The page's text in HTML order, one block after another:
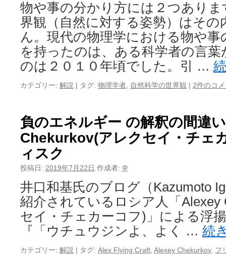
物や事の分かり方には２つありま
界観（自然に対する姿勢）はそ
ん。現代の物理学における物や事
を持ったのは、ある科学者の言
のは２０１０年頃でした。引 …
カテゴリー: 解説 | タグ: 物理学者 自然科学の世界観 | 2件のコ
負のエネルギー の解釈の間違
Chekurkov(アレクセイ・チェ
ィスク
投稿日: 2019年7月22日 作成者: Φ
井口和基氏のブログ（Kazumoto
紹介されているロシア人「Alexey
セイ・チェカーコフ)」による浮
『「ウチュウジンよ、よく … 続
カテゴリー: 解説 | タグ: Alex Flying Craft Alexey Chekurkov, フ